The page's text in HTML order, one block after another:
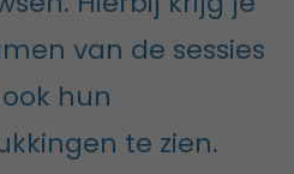
van de sessies
hun
te zien.